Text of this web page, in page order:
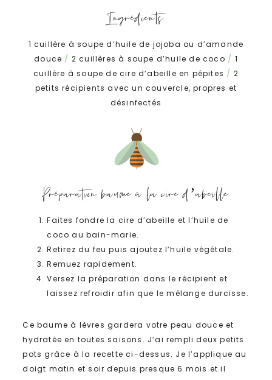
Ingrédients
1 cuillère à soupe d’huile de jojoba ou d’amande
douce / 2 cuillères à soupe d’huile de coco / 1
cuillère à soupe de cire d’abeille en pépites / 2
petits récipients avec un couvercle, propres et
désinfectés
Préparation baume à la cire d’abeille
Faites fondre la cire d’abeille et l’huile de
coco au bain-marie.
Retirez du feu puis ajoutez l’huile végétale.
Remuez rapidement.
Versez la préparation dans le récipient et
laissez refroidir afin que le mélange durcisse.
Ce baume à lèvres gardera votre peau douce et
hydratée en toutes saisons. J’ai rempli deux petits
pots grâce à la recette ci-dessus. Je l’applique au
doigt matin et soir depuis presque 6 mois et il